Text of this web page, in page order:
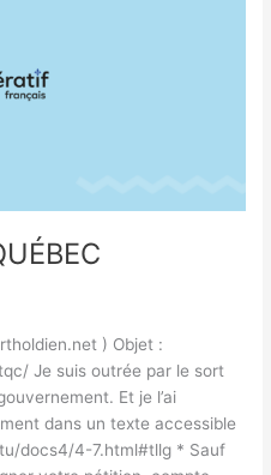
) Objet :
Je suis outrée par le sort
Et je l’ai
dans un texte accessible
docs4/4-7.html#tllg * Sauf